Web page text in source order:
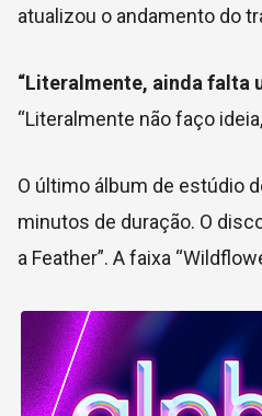
atualizou o andamento do
“Literalmente, ainda falta
“Literalmente não faço
O último álbum de estúdio
minutos de duração. O
a Feather”. A faixa